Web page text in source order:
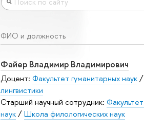
ФИО и должность
Файер Владимир Владимирович
Доцент: Факультет гуманитарных наук/
лингвистики
Старший научный сотрудник:
наук/Школа филологических наук